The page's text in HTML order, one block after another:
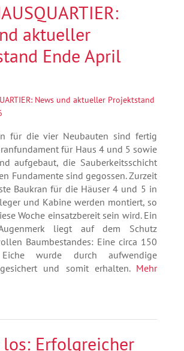
aktueller
Ende April
für die vier Neubauten sind fertig
für Haus 4 und 5 sowie
aufgebaut, die Sauberkeitsschicht
Fundamente sind gegossen. Zurzeit
Baukran für die Häuser 4 und 5 in
und Kabine werden montiert, so
Woche einsatzbereit sein wird. Ein
liegt auf dem Schutz
Baumbestandes: Eine circa 150
wurde durch aufwendige
und somit erhalten. Mehr
los: Erfolgreicher